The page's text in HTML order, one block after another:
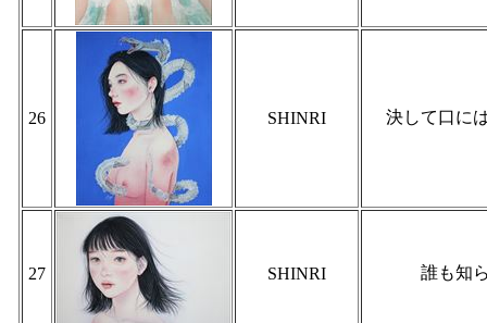
26 SHINRI 決して口に
27 SHINRI 誰も知